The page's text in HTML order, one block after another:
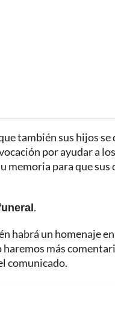
también sus hijos
por ayudar a
para que sus
.
habrá un homenaje
más
comunicado.